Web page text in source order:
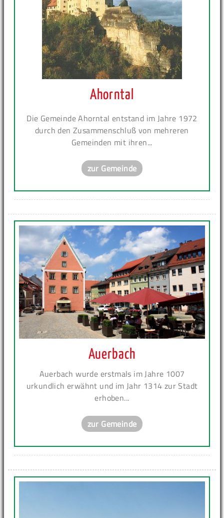
Ahorntal
Die Gemeinde Ahorntal entstand im Jahre 1972
durch den Zusammenschluß von mehreren
Gemeinden mit ihren...
zur Gemeinde
Auerbach
Auerbach wurde erstmals im Jahre 1007
urkundlich erwähnt und im Jahr 1314 zur Stadt
erhoben...
zur Gemeinde